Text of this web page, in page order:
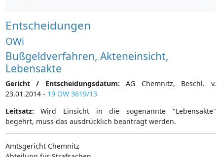
Entscheidungen
OWi
Bußgeldverfahren, Akteneinsicht,
Lebensakte
Gericht / Entscheidungsdatum: AG Chemnitz, Beschl. v.
23.01.2014 - 19 OW 3619/13
Leitsatz: Wird Einsicht in die sogenannte "Lebensakte"
begehrt, muss das ausdrücklich beantragt werden.
Amtsgericht Chemnitz